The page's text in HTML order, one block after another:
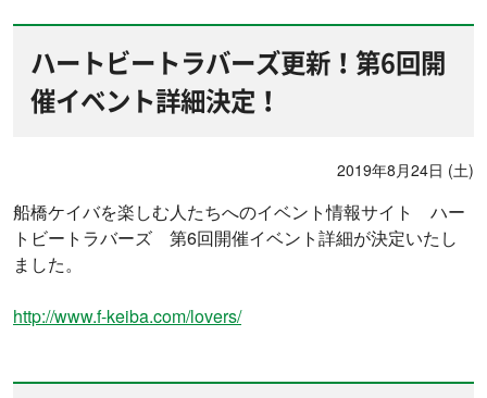
ハートビートラバーズ更新！第6回開
催イベント詳細決定！
2019年8月24日 (土)
船橋ケイバを楽しむ人たちへのイベント情報サイト ハー
トビートラバーズ 第6回開催イベント詳細が決定いたし
ました。
http://www.f-keiba.com/lovers/